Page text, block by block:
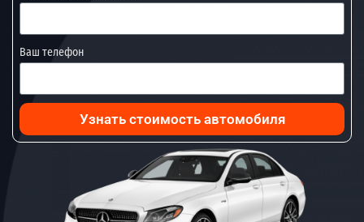
Ваш телефон
Узнать стоимость автомобиля